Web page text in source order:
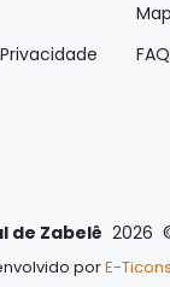
FAQ
de Zabelê 2026
porE-Ticons